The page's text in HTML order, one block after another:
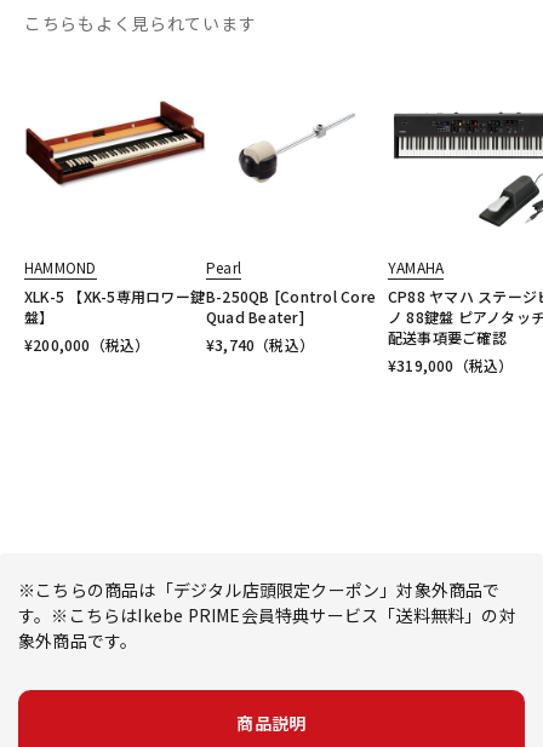
こちらもよく見られています
HAMMOND
XLK-5 【XK-5専用ロワー鍵
盤】
¥200,000 （税込）
Pearl
B-250QB [Control Core
Quad Beater]
¥3,740 （税込）
YAMAHA
CP88 ヤマハ ステージ
ノ 88鍵盤 ピアノタッ
配送事項要ご確認
¥319,000 （税込）
※こちらの商品は「デジタル店頭限定クーポン」対象外商品で
す。※こちらはIkebe PRIME会員特典サービス「送料無料」の対
象外商品です。
商品説明